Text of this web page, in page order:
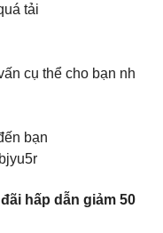
tải
cụ thể cho bạn nh
bạn
hấp dẫn giảm 50